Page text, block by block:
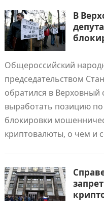
В
Общероссийский
председательством
обратился в Верховный
выработать позицию
блокировки
криптовалюты, о чем и